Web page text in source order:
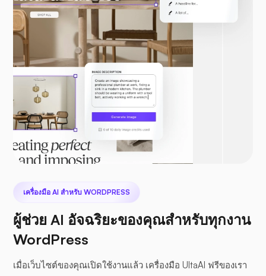
เครื่องมือ AI สำหรับ WORDPRESS
ผู้ช่วย AI อัจฉริยะของคุณสำหรับทุกงาน
WordPress
เมื่อเว็บไซต์ของคุณเปิดใช้งานแล้ว เครื่องมือ UltaAI ฟรีของเรา